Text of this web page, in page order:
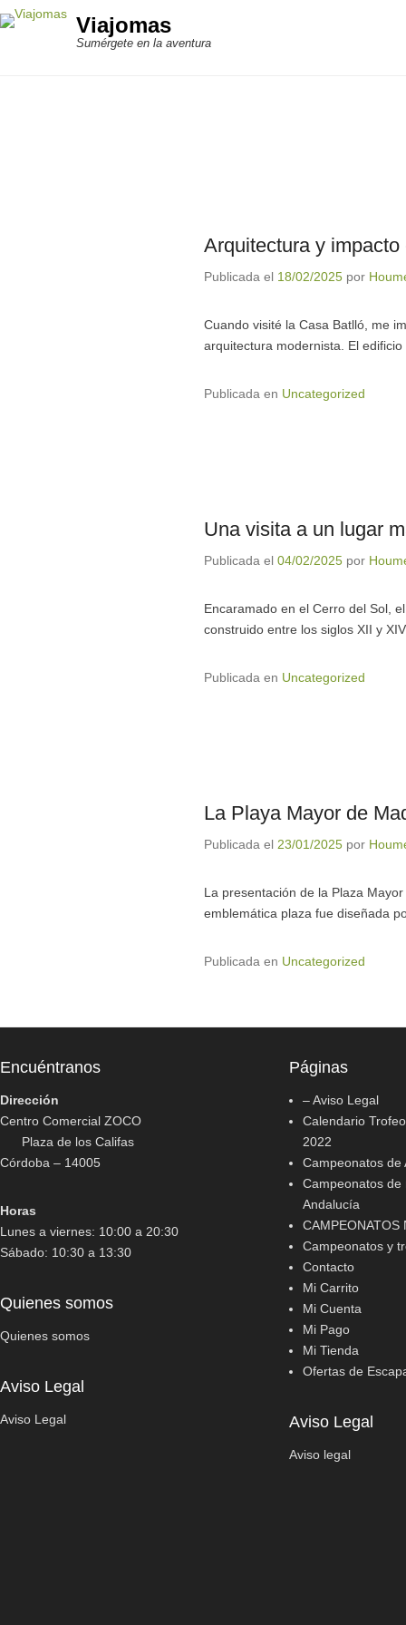
Viajomas
Sumérgete en la aventura
Arquitectura y
Publicada el 18/02/2025 por
Cuando visité la Casa Batlló, me
arquitectura modernista. El
Publicada en Uncategorized
Una visita a un lugar
Publicada el 04/02/2025 por
Encaramado en el Cerro del Sol,
construido entre los siglos XII y
Publicada en Uncategorized
La Playa Mayor de
Publicada el 23/01/2025 por
La presentación de la Plaza
emblemática plaza fue diseñada
Publicada en Uncategorized
Encuéntranos
Dirección
Centro Comercial ZOCO
Plaza de los Califas
Córdoba – 14005
Horas
Lunes a viernes: 10:00 a 20:30
Sábado: 10:30 a 13:30
Quienes somos
Quienes somos
Aviso Legal
Aviso Legal
Páginas
– Aviso Legal
Calendario
2022
Campeonatos de
Campeonatos de
Andalucía
CAMPEONATOS
Campeonatos y
Contacto
Mi Carrito
Mi Cuenta
Mi Pago
Mi Tienda
Ofertas de
Aviso Legal
Aviso legal